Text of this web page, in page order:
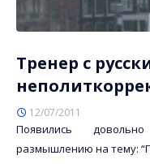
Тренер с
12/07/2011
Появились
размышлению на тему: